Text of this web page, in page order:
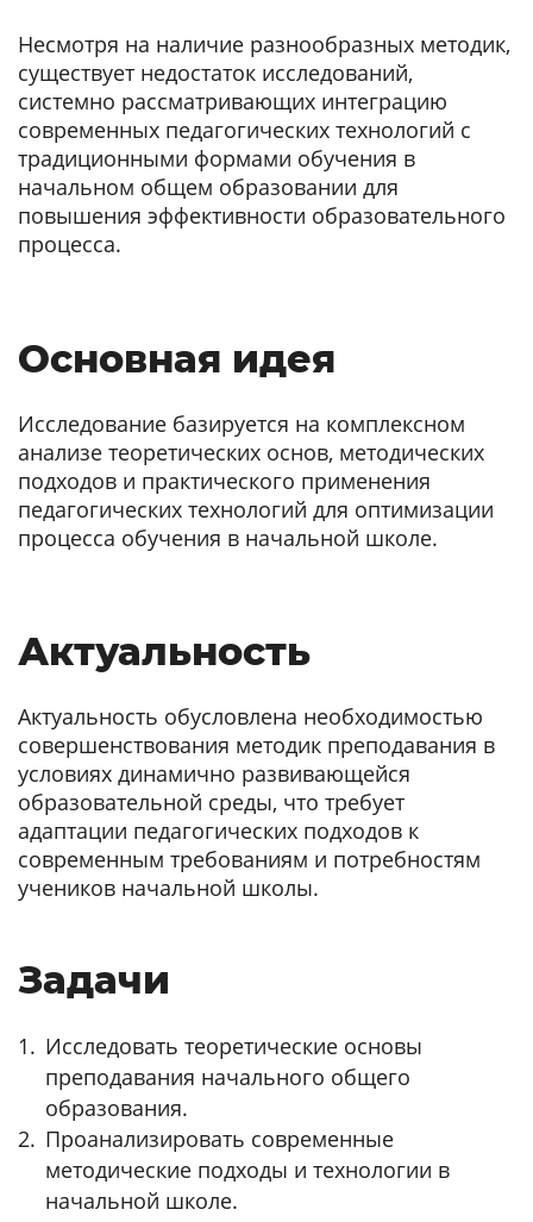
Несмотря на наличие разнообразных методик,
существует недостаток исследований,
системно рассматривающих интеграцию
современных педагогических технологий с
традиционными формами обучения в
начальном общем образовании для
повышения эффективности образовательного
процесса.
Основная идея
Исследование базируется на комплексном
анализе теоретических основ, методических
подходов и практического применения
педагогических технологий для оптимизации
процесса обучения в начальной школе.
Актуальность
Актуальность обусловлена необходимостью
совершенствования методик преподавания в
условиях динамично развивающейся
образовательной среды, что требует
адаптации педагогических подходов к
современным требованиям и потребностям
учеников начальной школы.
Задачи
Исследовать теоретические основы
преподавания начального общего
образования.
Проанализировать современные
методические подходы и технологии в
начальной школе.